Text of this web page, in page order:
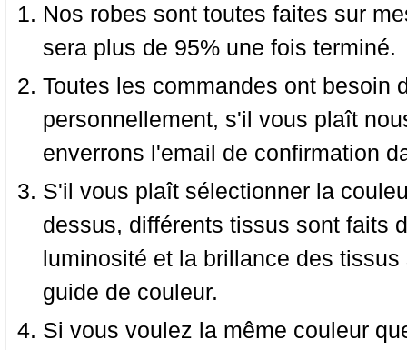
Nos robes sont toutes faites sur
sera plus de 95% une fois terminé.
Toutes les commandes ont besoin
personnellement, s'il vous plaît
enverrons l'email de confirmation
S'il vous plaît sélectionner la
dessus, différents tissus sont faits
luminosité et la brillance des
guide de couleur.
Si vous voulez la même couleur